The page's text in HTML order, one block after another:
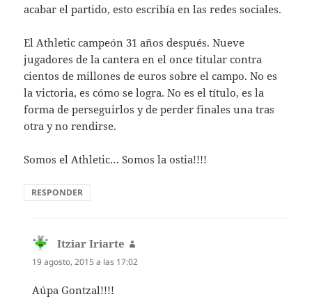
acabar el partido, esto escribía en las redes sociales.
El Athletic campeón 31 años después. Nueve
jugadores de la cantera en el once titular contra
cientos de millones de euros sobre el campo. No es
la victoria, es cómo se logra. No es el título, es la
forma de perseguirlos y de perder finales una tras
otra y no rendirse.
Somos el Athletic… Somos la ostia!!!!
RESPONDER
Itziar Iriarte
19 agosto, 2015 a las 17:02
Aúpa Gontzal!!!!